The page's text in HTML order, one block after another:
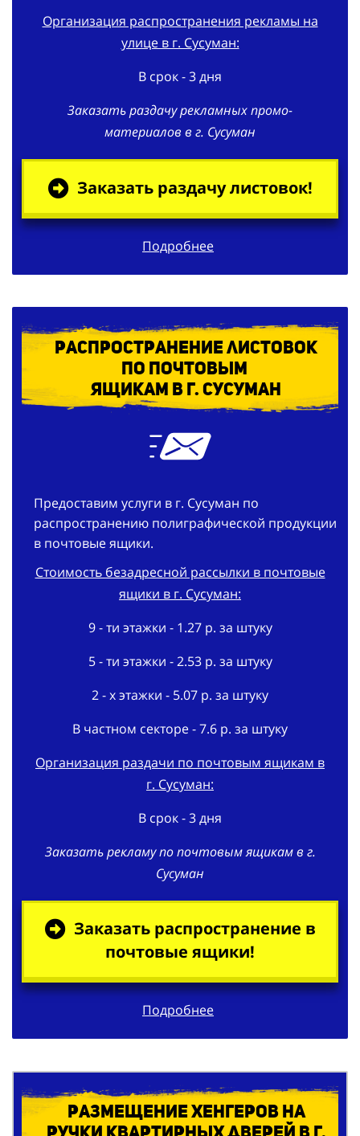
Организация распространения рекламы на
улице в г. Сусуман:
В срок - 3 дня
Заказать раздачу рекламных промо-
материалов в г. Сусуман
Заказать раздачу листовок!
Подробнее
Распространение листовок
по почтовым
ящикам в г. Сусуман
Предоставим услуги в г. Сусуман по
распространению полиграфической продукции
в почтовые ящики.
Стоимость безадресной рассылки в почтовые
ящики в г. Сусуман:
9 - ти этажки - 1.27 р. за штуку
5 - ти этажки - 2.53 р. за штуку
2 - х этажки - 5.07 р. за штуку
В частном секторе - 7.6 р. за штуку
Организация раздачи по почтовым ящикам в
г. Сусуман:
В срок - 3 дня
Заказать рекламу по почтовым ящикам в г.
Сусуман
Заказать распространение в
почтовые ящики!
Подробнее
Размещение хенгеров на